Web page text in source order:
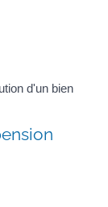
d'un bien